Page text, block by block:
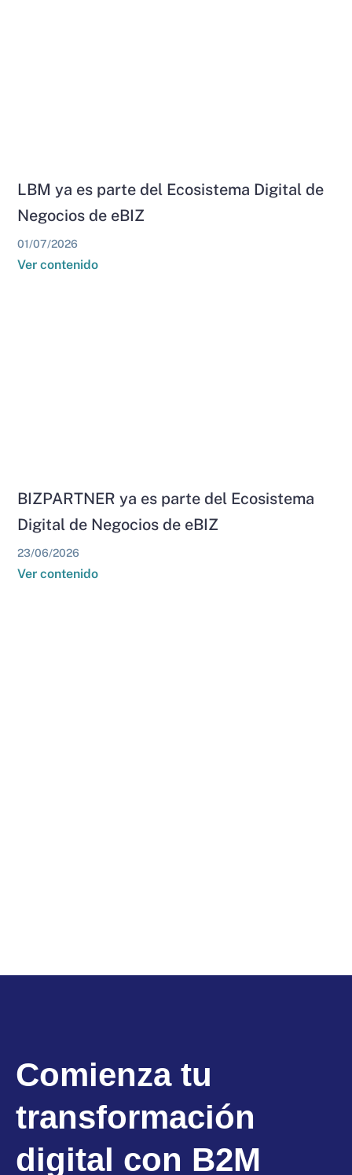
LBM ya es parte del Ecosistema Digital de
Negocios de eBIZ
01/07/2026
Ver contenido
BIZPARTNER ya es parte del Ecosistema
Digital de Negocios de eBIZ
23/06/2026
Ver contenido
Comienza tu
transformación
digital con B2M